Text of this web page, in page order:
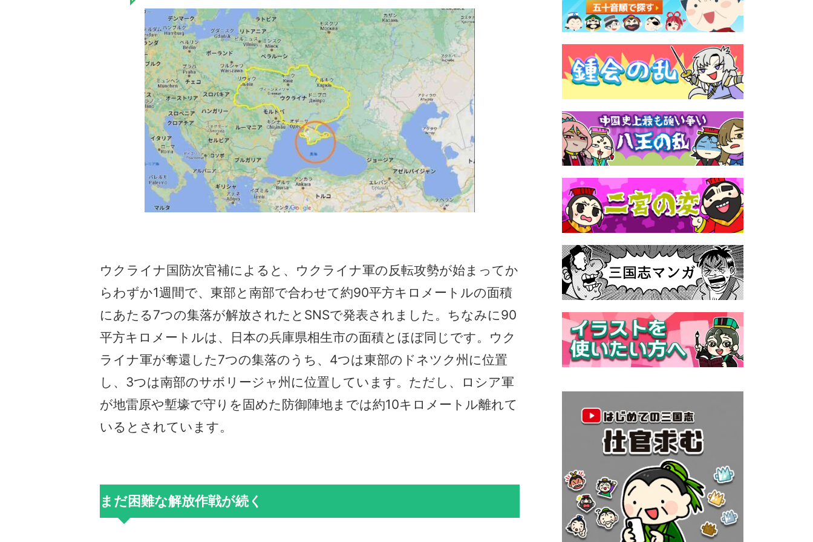
ウクライナ国防次官補によると、ウクライナ軍の反転攻勢が始まってか
らわずか1週間で、東部と南部で合わせて約90平方キロメートルの面積
にあたる7つの集落が解放されたとSNSで発表されました。ちなみに90
平方キロメートルは、日本の兵庫県相生市の面積とほぼ同じです。ウク
ライナ軍が奪還した7つの集落のうち、4つは東部のドネツク州に位置
し、3つは南部のサボリージャ州に位置しています。ただし、ロシア軍
が地雷原や塹壕で守りを固めた防御陣地までは約10キロメートル離れて
いるとされています。
まだ困難な解放作戦が続く